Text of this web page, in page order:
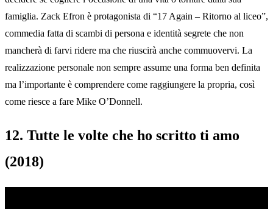
famiglia. Zack Efron è protagonista di “17 Again – Ritorno al liceo”,
commedia fatta di scambi di persona e identità segrete che non
mancherà di farvi ridere ma che riuscirà anche commuovervi. La
realizzazione personale non sempre assume una forma ben definita
ma l’importante è comprendere come raggiungere la propria, così
come riesce a fare Mike O’Donnell.
12. Tutte le volte che ho scritto ti amo
(2018)